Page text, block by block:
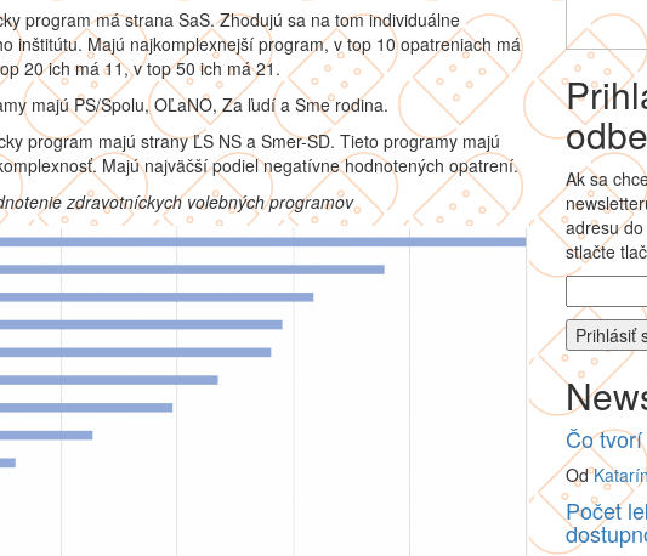
program má strana SaS. Zhodujú sa na tom individuálne
inštitútu. Majú najkomplexnejší program, v top 10 opatreniach má
20 ich má 11, v top 50 ich má 21.
majú PS/Spolu, OĽaNO, Za ľudí a Sme rodina.
program majú strany ĽS NS a Smer-SD. Tieto programy majú
Majú najväčší podiel negatívne hodnotených opatrení.
zdravotníckych volebných programov
Ak sa
adresu
stlačte
Čo
Od
Počet